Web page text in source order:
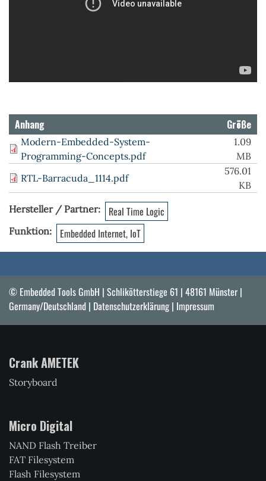
Anhang Größe
Modern-Embedded-System-
Programming-Concepts.pdf
1.09
MB
RTL-Barracuda_1114.pdf
576.01
KB
Hersteller / Partner
Real Time Logic
Funktion Embedded Internet, IoT
© Embedded Tools GmbH | Schlikötterstiege 61 | 48161 Münster |
Germany/Deutschland | Datenschutzerklärung | Impressum
Crank AMETEK
Storyboard
Micro Digital
NAND Flash Treiber
FAT Filesystem
Flash Filesystem